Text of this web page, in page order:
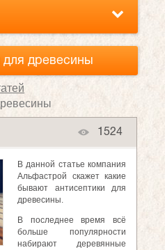
для древесины
1524
В данной статье компания
Альфастрой скажет какие
бывают антисептики для
древесины.
В последнее время всё
больше популярности
набирают деревянные